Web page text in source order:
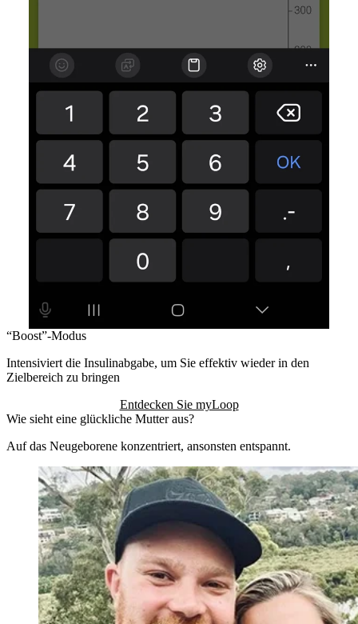
“Boost”-Modus
Intensiviert die Insulinabgabe, um Sie effektiv wieder in den
Zielbereich zu bringen
Entdecken Sie myLoop
Wie sieht eine glückliche Mutter aus?
Auf das Neugeborene konzentriert, ansonsten entspannt.